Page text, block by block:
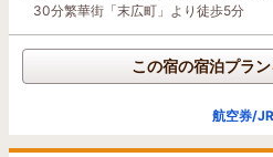
30分繁華街「末広町」より徒歩5分
この宿の宿泊プラ
航空券/